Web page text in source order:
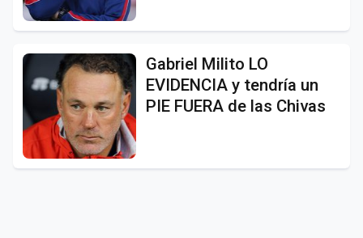
Gabriel Milito LO
EVIDENCIA y tendría un
PIE FUERA de las Chivas